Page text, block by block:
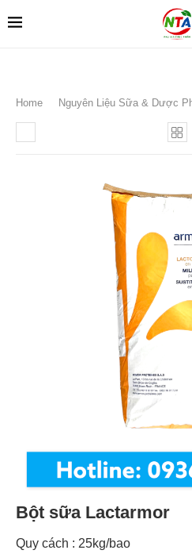
Home Nguyên Liệu Sữa & Dược
Bột sữa Lactarmor
Quy cách : 25kg/bao